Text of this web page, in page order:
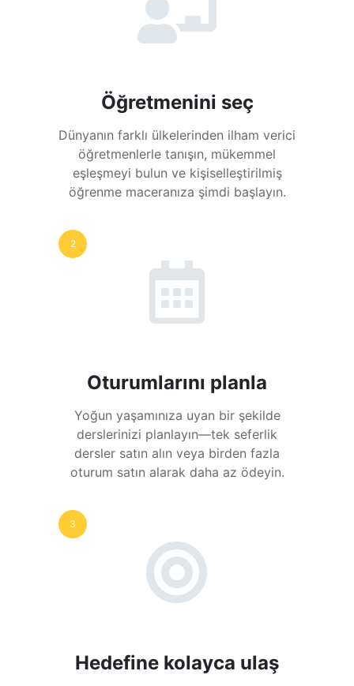
Öğretmenini seç
Dünyanın farklı ülkelerinden ilham verici
öğretmenlerle tanışın, mükemmel
eşleşmeyi bulun ve kişiselleştirilmiş
öğrenme maceranıza şimdi başlayın.
2
Oturumlarını planla
Yoğun yaşamınıza uyan bir şekilde
derslerinizi planlayın—tek seferlik
dersler satın alın veya birden fazla
oturum satın alarak daha az ödeyin.
3
Hedefine kolayca ulaş